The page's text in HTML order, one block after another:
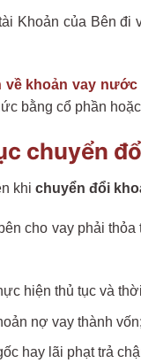
Khoản của Bên
về khoản vay nước
bằng cổ phần
chuyển
khi chuyển đổi
cho vay phải
hiện thủ tục và
nợ vay thành vốn;
hay lãi phạt trả